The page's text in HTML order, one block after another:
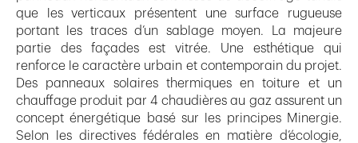
que les verticaux présentent une surface rugueuse
portant les traces d’un sablage moyen. La majeure
partie des façades est vitrée. Une esthétique qui
renforce le caractère urbain et contemporain du projet.
Des panneaux solaires thermiques en toiture et un
chauffage produit par 4 chaudières au gaz assurent un
concept énergétique basé sur les principes Minergie.
Selon les directives fédérales en matière d’écologie,